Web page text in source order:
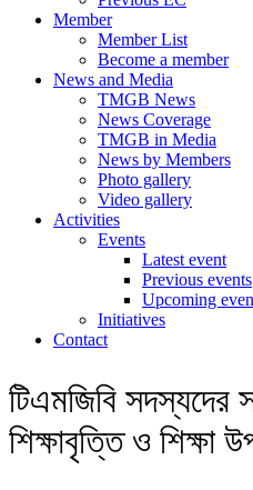
Member
Member List
Become a member
News and Media
TMGB News
News Coverage
TMGB in Media
News by Members
Photo gallery
Video gallery
Activities
Events
Latest event
Previous events
Upcoming
Initiatives
Contact
টিএমজিবি সদস্যদের
শিক্ষাবৃত্তি ও শিক্ষা